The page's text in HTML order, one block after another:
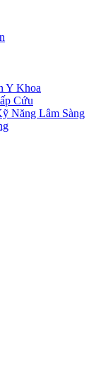
Y Khoa
Cứu
Năng Lâm Sàng